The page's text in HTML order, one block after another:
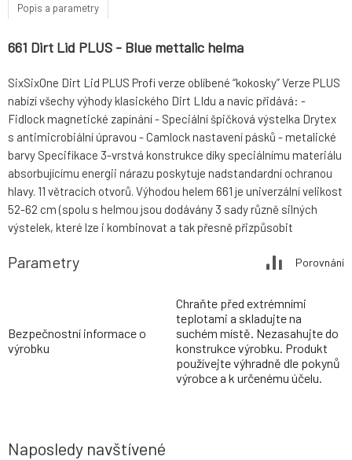
Popis a parametry
661 Dirt Lid PLUS - Blue mettalic helma
SixSixOne Dirt Lid PLUS Profi verze oblíbené “kokosky” Verze PLUS
nabízí všechy výhody klasického Dirt LIdu a navíc přidává: -
Fidlock magnetické zapínání - Speciální špičková výstelka Drytex
s antimicrobiální úpravou - Camlock nastavení pásků - metalické
barvy Specifikace 3-vrstvá konstrukce díky speciálnímu materiálu
absorbujícímu energii nárazu poskytuje nadstandardní ochranou
hlavy. 11 větracích otvorů. Výhodou helem 661 je univerzální velikost
52-62 cm (spolu s helmou jsou dodávány 3 sady různě silných
výstelek, které lze i kombinovat a tak přesně přizpůsobit
Parametry Porovnání
Bezpečnostní informace o
výrobku
Chraňte před extrémními
teplotami a skladujte na
suchém místě. Nezasahujte do
konstrukce výrobku. Produkt
používejte výhradně dle pokynů
výrobce a k určenému účelu.
Naposledy navštívené